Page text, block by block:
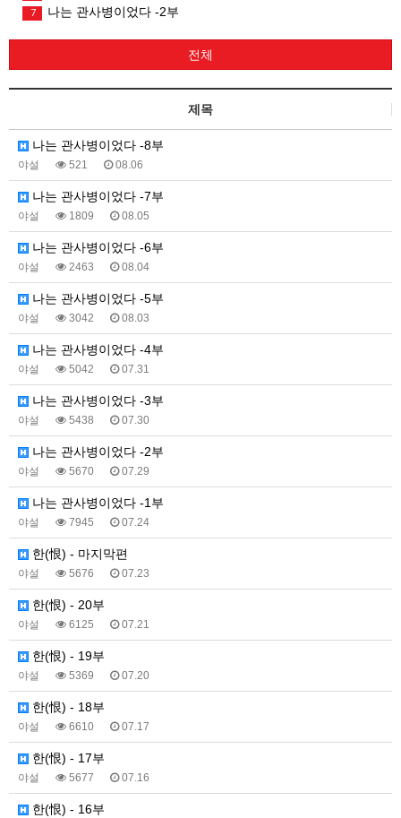
7 나는 관사병이었다 -2부
전체
제목
나는 관사병이었다 -8부
야설 521 08.06
나는 관사병이었다 -7부
야설 1809 08.05
나는 관사병이었다 -6부
야설 2463 08.04
나는 관사병이었다 -5부
야설 3042 08.03
나는 관사병이었다 -4부
야설 5042 07.31
나는 관사병이었다 -3부
야설 5438 07.30
나는 관사병이었다 -2부
야설 5670 07.29
나는 관사병이었다 -1부
야설 7945 07.24
한(恨) - 마지막편
야설 5676 07.23
한(恨) - 20부
야설 6125 07.21
한(恨) - 19부
야설 5369 07.20
한(恨) - 18부
야설 6610 07.17
한(恨) - 17부
야설 5677 07.16
한(恨) - 16부